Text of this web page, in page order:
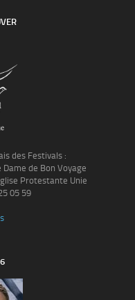
des Festivals :
Dame de Bon Voyage
Protestante Unie
05 59